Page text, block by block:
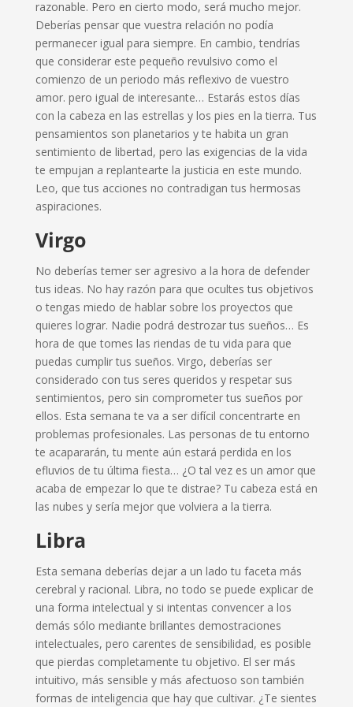
razonable. Pero en cierto modo, será mucho mejor.
Deberías pensar que vuestra relación no podía
permanecer igual para siempre. En cambio, tendrías
que considerar este pequeño revulsivo como el
comienzo de un periodo más reflexivo de vuestro
amor. pero igual de interesante… Estarás estos días
con la cabeza en las estrellas y los pies en la tierra. Tus
pensamientos son planetarios y te habita un gran
sentimiento de libertad, pero las exigencias de la vida
te empujan a replantearte la justicia en este mundo.
Leo, que tus acciones no contradigan tus hermosas
aspiraciones.
Virgo
No deberías temer ser agresivo a la hora de defender
tus ideas. No hay razón para que ocultes tus objetivos
o tengas miedo de hablar sobre los proyectos que
quieres lograr. Nadie podrá destrozar tus sueños… Es
hora de que tomes las riendas de tu vida para que
puedas cumplir tus sueños. Virgo, deberías ser
considerado con tus seres queridos y respetar sus
sentimientos, pero sin comprometer tus sueños por
ellos. Esta semana te va a ser difícil concentrarte en
problemas profesionales. Las personas de tu entorno
te acapararán, tu mente aún estará perdida en los
efluvios de tu última fiesta… ¿O tal vez es un amor que
acaba de empezar lo que te distrae? Tu cabeza está en
las nubes y sería mejor que volviera a la tierra.
Libra
Esta semana deberías dejar a un lado tu faceta más
cerebral y racional. Libra, no todo se puede explicar de
una forma intelectual y si intentas convencer a los
demás sólo mediante brillantes demostraciones
intelectuales, pero carentes de sensibilidad, es posible
que pierdas completamente tu objetivo. El ser más
intuitivo, más sensible y más afectuoso son también
formas de inteligencia que hay que cultivar. ¿Te sientes